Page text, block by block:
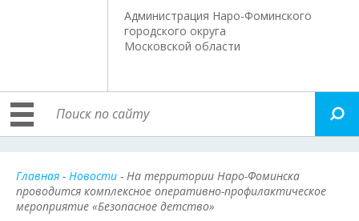
Администрация Наро-Фоминского
городского округа
Московской области
Главная - Новости - На территории Наро-Фоминска
проводится комплексное оперативно-профилактическое
мероприятие «Безопасное детство»